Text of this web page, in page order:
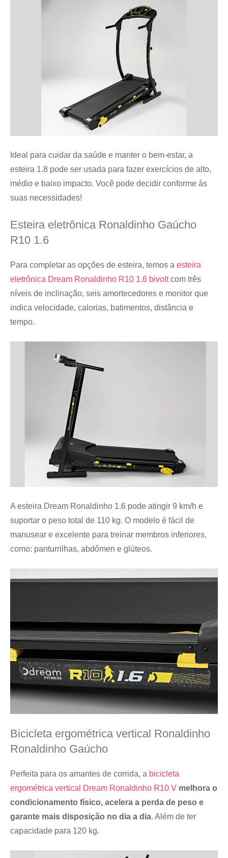
Ideal para cuidar da saúde e manter o bem-estar, a
esteira 1.8 pode ser usada para fazer exercícios de alto,
médio e baixo impacto. Você pode decidir conforme às
suas necessidades!
Esteira eletrônica Ronaldinho Gaúcho
R10 1.6
Para completar as opções de esteira, temos a esteira
eletrônica Dream Ronaldinho R10 1.6 bivoltcom três
níveis de inclinação, seis amortecedores e monitor que
indica velocidade, calorias, batimentos, distância e
tempo.
A esteira Dream Ronaldinho 1.6 pode atingir 9 km/h e
suportar o peso total de 110 kg. O modelo é fácil de
manusear e excelente para treinar membros inferiores,
como: panturrilhas, abdômen e glúteos.
Bicicleta ergométrica vertical Ronaldinho
Ronaldinho Gaúcho
Perfeita para os amantes de corrida, a bicicleta
ergométrica vertical Dream Ronaldinho R10 V melhora o
condicionamento físico, acelera a perda de peso e
garante mais disposição no dia a dia. Além de ter
capacidade para 120 kg.